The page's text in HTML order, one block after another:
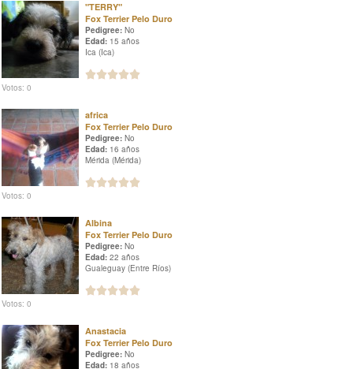
"TERRY"
Fox Terrier Pelo Duro
Pedigree: No
Edad: 15 años
Ica (Ica)
Votos: 0
africa
Fox Terrier Pelo Duro
Pedigree: No
Edad: 16 años
Mérida (Mérida)
Votos: 0
Albina
Fox Terrier Pelo Duro
Pedigree: No
Edad: 22 años
Gualeguay (Entre Ríos)
Votos: 0
Anastacia
Fox Terrier Pelo Duro
Pedigree: No
Edad: 18 años